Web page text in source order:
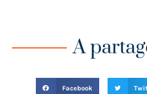
A
Facebook